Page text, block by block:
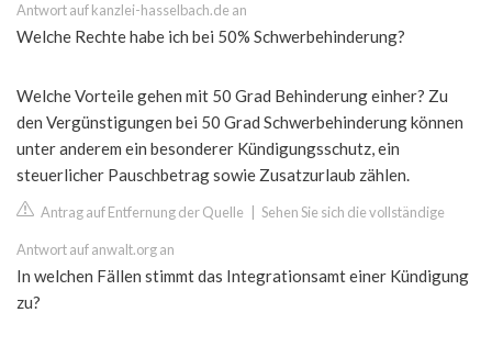
Antwort auf kanzlei-hasselbach.de an
Welche Rechte habe ich bei 50% Schwerbehinderung?
Welche Vorteile gehen mit 50 Grad Behinderung einher? Zu
den Vergünstigungen bei 50 Grad Schwerbehinderung können
unter anderem ein besonderer Kündigungsschutz, ein
steuerlicher Pauschbetrag sowie Zusatzurlaub zählen.
Antrag auf Entfernung der Quelle Sehen Sie sich die vollständige
Antwort auf anwalt.org an
In welchen Fällen stimmt das Integrationsamt einer Kündigung
zu?